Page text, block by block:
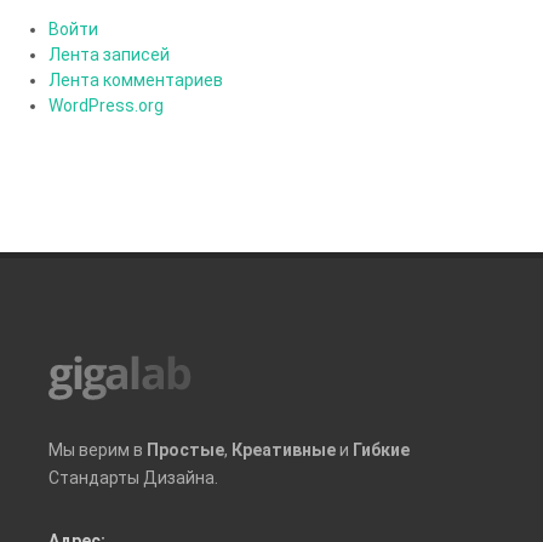
Войти
Лента записей
Лента комментариев
WordPress.org
Мы верим в Простые, Креативныеи Гибкие
Стандарты Дизайна.